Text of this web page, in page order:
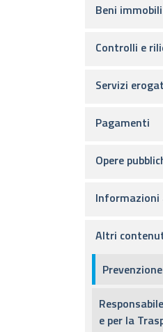
Beni
Controlli e
Servizi
Pagamenti
Opere
Informazioni
Altri
e per la